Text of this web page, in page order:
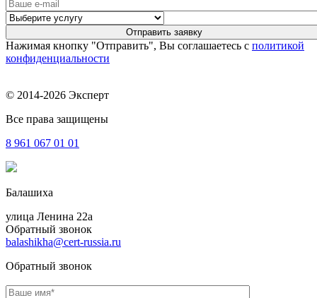
Нажимая кнопку "Отправить", Вы соглашаетесь с политикой
конфиденциальности
© 2014-2026 Эксперт
Все права защищены
8 961 067 01 01
Балашиха
улица Ленина 22a
Обратный звонок
balashikha@cert-russia.ru
Обратный звонок